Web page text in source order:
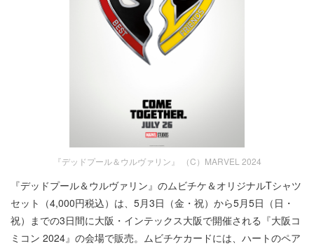
『デッドプール＆ウルヴァリン』 （C）MARVEL 2024
『デッドプール＆ウルヴァリン』のムビチケ＆オリジナルTシャツ
セット（4,000円税込）は、5月3日（金・祝）から5月5日（日・
祝）までの3日間に大阪・インテックス大阪で開催される『大阪コ
ミコン 2024』の会場で販売。ムビチケカードには、ハートのペア